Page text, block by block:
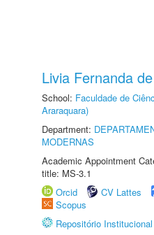
Livia Fernanda
School: Faculdade de
Araraquara)
Department:
MODERNAS
Academic Appointment
title: MS-3.1
Orcid
CV Lattes
Scopus
Repositório